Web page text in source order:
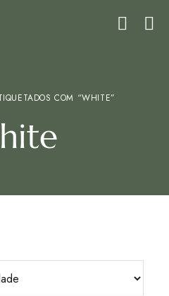
COM “WHITE”